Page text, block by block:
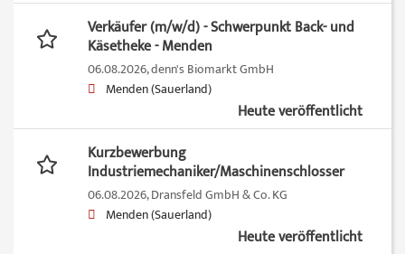
Verkäufer (m/w/d) - Schwerpunkt Back- und
Käsetheke - Menden
06.08.2026,denn's Biomarkt GmbH
Menden (Sauerland)
Heute veröffentlicht
Kurzbewerbung
Industriemechaniker/Maschinenschlosser
06.08.2026,Dransfeld GmbH & Co. KG
Menden (Sauerland)
Heute veröffentlicht